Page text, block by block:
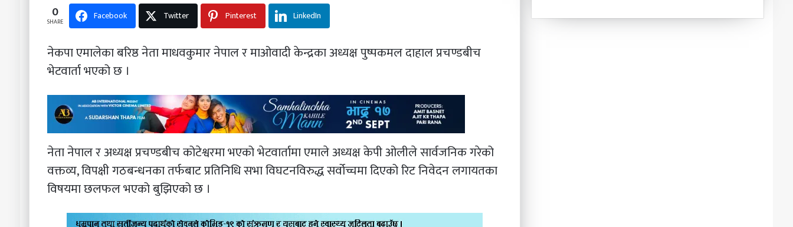
0
SHARE Facebook Twitter Pinterest LinkedIn
नेकपा एमालेका बरिष्ठ नेता माधवकुमार नेपाल र माओवादी केन्द्रका अध्यक्ष पुष्पकमल दाहाल प्रचण्डबीच
भेटवार्ता भएको छ ।
नेता नेपाल र अध्यक्ष प्रचण्डबीच कोटेश्वरमा भएको भेटवार्तामा एमाले अध्यक्ष केपी ओलीले सार्वजनिक गरेको
वक्तव्य, विपक्षी गठबन्धनका तर्फबाट प्रतिनिधि सभा विघटनविरुद्ध सर्वोच्चमा दिएको रिट निवेदन लगायतका
विषयमा छलफल भएको बुझिएको छ ।